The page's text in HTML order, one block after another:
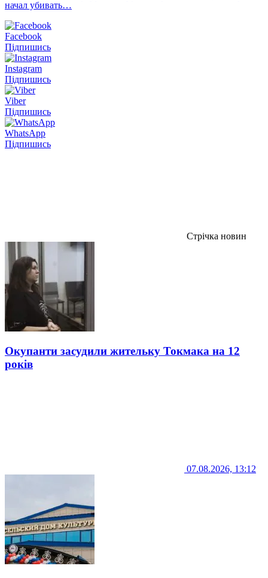
начал убивать…
Facebook
Підпишись
Instagram
Підпишись
Viber
Підпишись
WhatsApp
Підпишись
Стрічка новин
Окупанти засудили жительку Токмака на 12
років
07.08.2026, 13:12